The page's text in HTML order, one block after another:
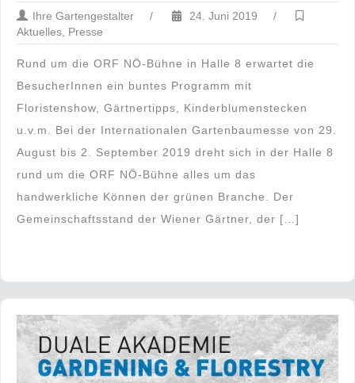
Ihre Gartengestalter / 24. Juni 2019
/
Aktuelles, Presse
Rund um die ORF NÖ-Bühne in Halle 8 erwartet die
BesucherInnen ein buntes Programm mit
Floristenshow, Gärtnertipps, Kinderblumenstecken
u.v.m. Bei der Internationalen Gartenbaumesse von 29.
August bis 2. September 2019 dreht sich in der Halle 8
rund um die ORF NÖ-Bühne alles um das
handwerkliche Können der grünen Branche. Der
Gemeinschaftsstand der Wiener Gärtner, der […]